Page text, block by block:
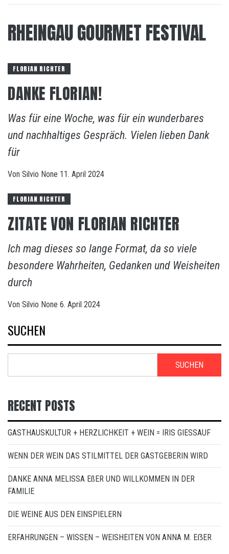
RHEINGAU GOURMET FESTIVAL
FLORIAN RICHTER
DANKE FLORIAN!
Was für eine Woche, was für ein wunderbares
und nachhaltiges Gespräch. Vielen lieben Dank
für
Von Silvio None 11. April 2024
FLORIAN RICHTER
ZITATE VON FLORIAN RICHTER
Ich mag dieses so lange Format, da so viele
besondere Wahrheiten, Gedanken und Weisheiten
durch
Von Silvio None 6. April 2024
SUCHEN
SUCHEN
RECENT POSTS
GASTHAUSKULTUR + HERZLICHKEIT + WEIN = IRIS GIESSAUF
WENN DER WEIN DAS STILMITTEL DER GASTGEBERIN WIRD
DANKE ANNA MELISSA EßER UND WILLKOMMEN IN DER
FAMILIE
DIE WEINE AUS DEN EINSPIELERN
ERFAHRUNGEN – WISSEN – WEISHEITEN VON ANNA M. EẞER